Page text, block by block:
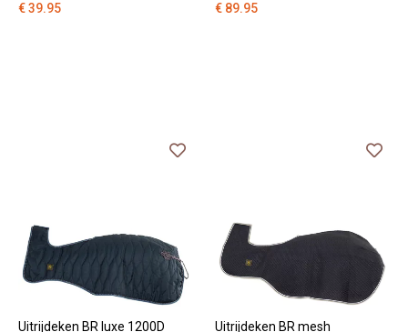
€ 39.95
€ 89.95
Uitrijdeken BR luxe 1200D Uitrijdeken BR mesh